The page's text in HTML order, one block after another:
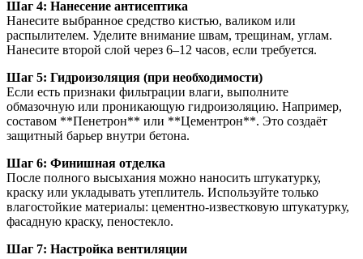
Шаг 4: Нанесение антисептика
Нанесите выбранное средство кистью, валиком или
распылителем. Уделите внимание швам, трещинам, углам.
Нанесите второй слой через 6–12 часов, если требуется.
Шаг 5: Гидроизоляция (при необходимости)
Если есть признаки фильтрации влаги, выполните
обмазочную или проникающую гидроизоляцию. Например,
составом **Пенетрон** или **Цементрон**. Это создаёт
защитный барьер внутри бетона.
Шаг 6: Финишная отделка
После полного высыхания можно наносить штукатурку,
краску или укладывать утеплитель. Используйте только
влагостойкие материалы: цементно-известковую штукатурку,
фасадную краску, пеностекло.
Шаг 7: Настройка вентиляции